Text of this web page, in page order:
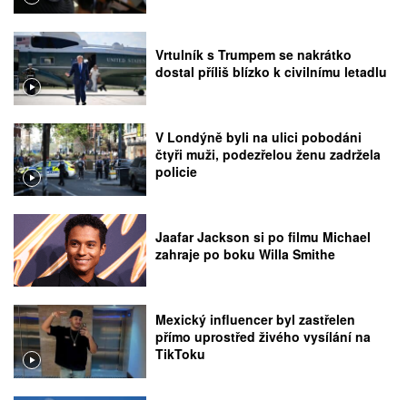
Vrtulník s Trumpem se nakrátko
dostal příliš blízko k civilnímu letadlu
V Londýně byli na ulici pobodáni
čtyři muži, podezřelou ženu zadržela
policie
Jaafar Jackson si po filmu Michael
zahraje po boku Willa Smithe
Mexický influencer byl zastřelen
přímo uprostřed živého vysílání na
TikToku